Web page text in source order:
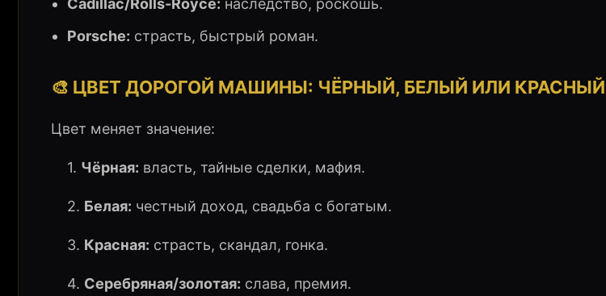
Cadillac/Rolls-Royce: наследство, роскошь.
Porsche: страсть, быстрый роман.
🎨 ЦВЕТ ДОРОГОЙ МАШИНЫ: ЧЁРНЫЙ, БЕЛЫЙ ИЛИ
Цвет меняет значение:
1. Чёрная: власть, тайные сделки, мафия.
2. Белая: честный доход, свадьба с богатым.
3. Красная: страсть, скандал, гонка.
4. Серебряная/золотая: слава, премия.